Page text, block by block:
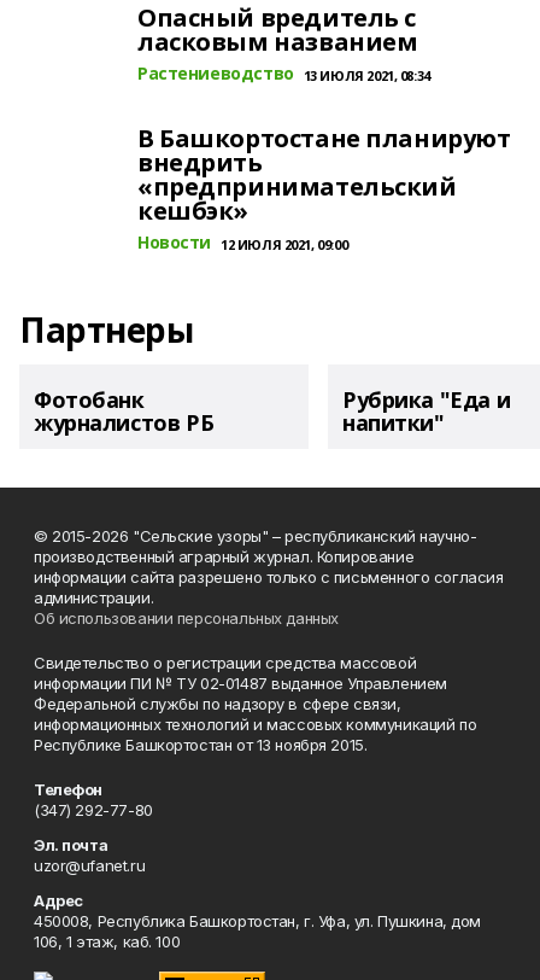
Опасный вредитель с
ласковым названием
Растениеводство 13 ИЮЛЯ 2021, 08:34
В Башкортостане планируют
внедрить
«предпринимательский
кешбэк»
Новости 12 ИЮЛЯ 2021, 09:00
Партнеры
Фотобанк
журналистов РБ
Рубрика "Еда и
напитки"
© 2015-2026 "Сельские узоры" – республиканский научно-
производственный аграрный журнал. Копирование
информации сайта разрешено только с письменного согласия
администрации.
Об использовании персональных данных
Свидетельство о регистрации средства массовой
информации ПИ № ТУ 02-01487 выданное Управлением
Федеральной службы по надзору в сфере связи,
информационных технологий и массовых коммуникаций по
Республике Башкортостан от 13 ноября 2015.
Телефон
(347) 292-77-80
Эл. почта
uzor@ufanet.ru
Адрес
450008, Республика Башкортостан, г. Уфа, ул. Пушкина, дом
106, 1 этаж, каб. 100